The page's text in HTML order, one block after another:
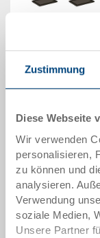
Zustimmung
Diese Webseite
Wir verwenden
personalisieren,
zu können und
analysieren.
Verwendung
soziale Medien,
Unsere Partner
Lieferzeit: Ab
Das Produkt
Angebot
1256975
400 x 300 x